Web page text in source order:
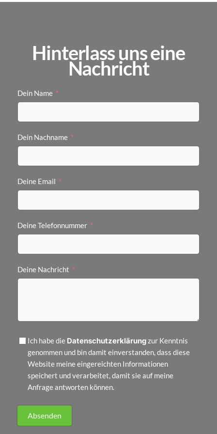
Hinterlass uns eine
Nachricht
Dein Name
Dein Nachname
Deine Email
Deine Telefonnummer
Deine Nachricht
Ich habe die Datenschutzerklärungzur Kenntnis
genommen und bin damit einverstanden, dass diese
Website meine eingereichten Informationen
speichert und verarbeitet, damit sie auf meine
Anfrage antworten können.
Absenden